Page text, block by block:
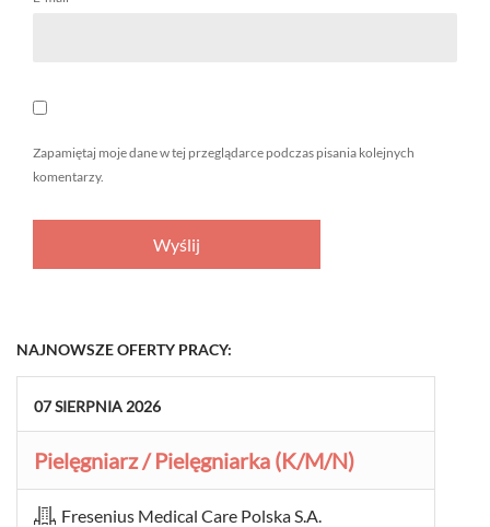
Zapamiętaj moje dane w tej przeglądarce podczas pisania kolejnych
komentarzy.
NAJNOWSZE OFERTY PRACY:
07SIERPNIA 2026
Pielęgniarz / Pielęgniarka (K/M/N)
Fresenius Medical Care Polska S.A.